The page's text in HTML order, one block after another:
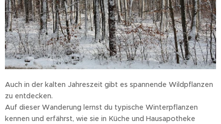
Auch in der kalten Jahreszeit gibt es spannende Wildpflanzen
zu entdecken.
Auf dieser Wanderung lernst du typische Winterpflanzen
kennen und erfährst, wie sie in Küche und Hausapotheke